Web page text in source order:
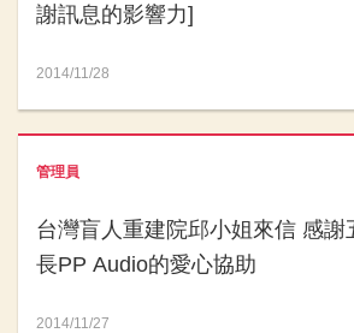
謝訊息的影響力]
2014/11/28
管理員
台灣盲人重建院邱小姐來信 感謝
長PP Audio的愛心協助
2014/11/27